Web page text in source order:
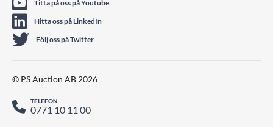
Titta på oss på Youtube
Hitta oss på LinkedIn
Följ oss på Twitter
© PS Auction AB 2026
TELEFON
0771 10 11 00